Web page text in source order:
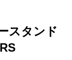
スタンド